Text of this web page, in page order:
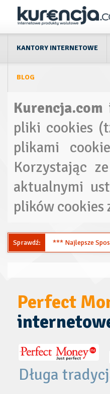
KANTORY INTERNETOWE
BLOG
Kurencja.com
pliki cookies
plikami
Korzystając
aktualnymi
plików cookies
Sprawdź: *** Najlepsze
Perfect
Długa